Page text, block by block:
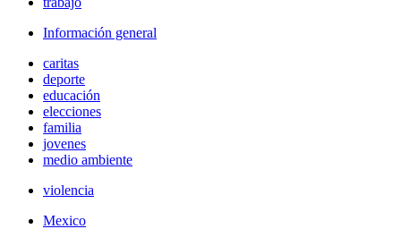
Información general
caritas
deporte
educación
elecciones
familia
jovenes
medio ambiente
violencia
Mexico